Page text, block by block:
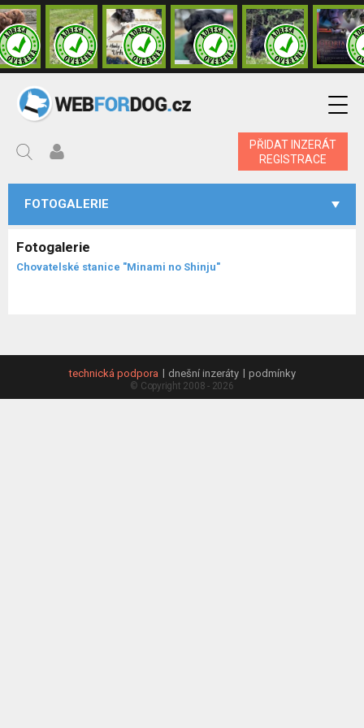
PŘIDAT INZERÁT
REGISTRACE
FOTOGALERIE
Fotogalerie
Chovatelské stanice "Minami no Shinju"
technická podpora dnešní inzeráty podmínky
© Copyright 2008 - 2026